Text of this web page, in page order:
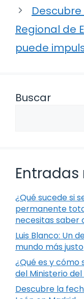
Regional de
puede
Buscar
¿Qué sucede si
permanente
necesitas saber
Luis Blanco: Un
mundo más justo
¿Qué es y
del Ministerio
Descubre la